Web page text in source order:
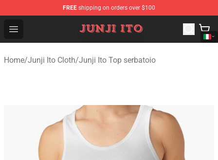
FREE shipping on orders over $100
Open menu
Junji Ito Store - Official Junji Ito Merchandise Shop
Home/Junji Ito Cloth/Junji Ito Top serbatoio